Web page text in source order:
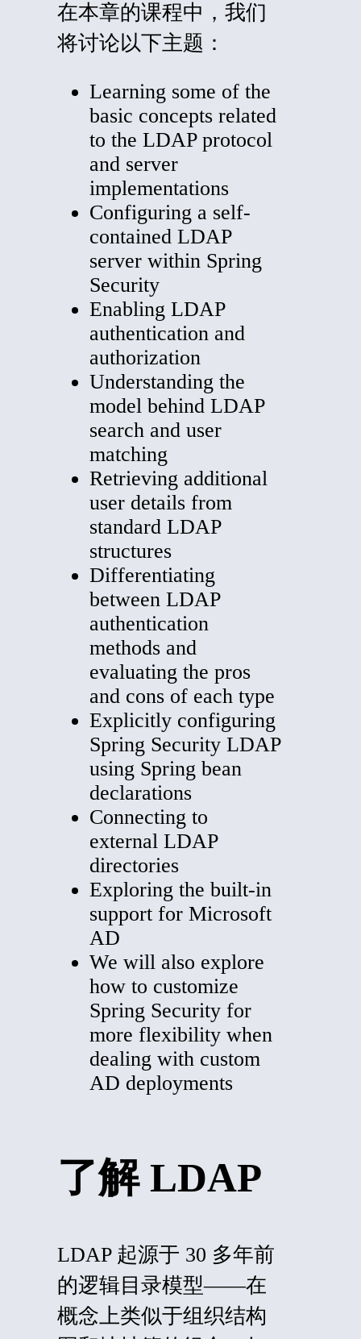
在本章的课程中，我们
将讨论以下主题：
Learning some of the
basic concepts related
to the LDAP protocol
and server
implementations
Configuring a self-
contained LDAP
server within Spring
Security
Enabling LDAP
authentication and
authorization
Understanding the
model behind LDAP
search and user
matching
Retrieving additional
user details from
standard LDAP
structures
Differentiating
between LDAP
authentication
methods and
evaluating the pros
and cons of each type
Explicitly configuring
Spring Security LDAP
using Spring bean
declarations
Connecting to
external LDAP
directories
Exploring the built-in
support for Microsoft
AD
We will also explore
how to customize
Spring Security for
more flexibility when
dealing with custom
AD deployments
了解 LDAP
LDAP 起源于 30 多年前
的逻辑目录模型——在
概念上类似于组织结构